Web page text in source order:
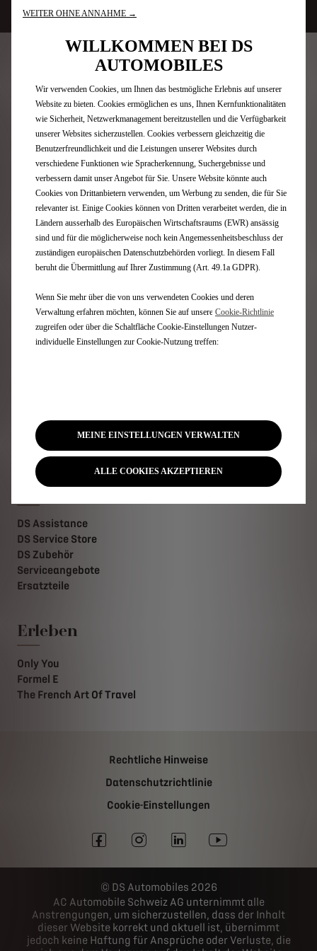
DS Modelle
Elektrofahrzeuge
Plug-In-Hybridfahrzeuge
SUV
Limousinen
Limited Editions
Quick Links
Konfigurator
Privatkundenangebote
Aufladen & Elektroreichweite
Kontakt
Newsletter
Services DS
DS Assistance
DS Service Store
DS Zubehör
Serviceangebote
Ersatzteile
Erleben
Only You
Formel E
The French Art Of Travel
Rechtliche Hinweise
Datenschutzrichtlinie
Cookie-Einstellungen
DS Automobiles 2026
AC Automobile Schweiz AG unternimmt alle
Anstrengungen, um sicherzustellen, dass der Inhalt
dieser Website korrekt und aktuell ist, übernimmt
jedoch keine Haftung für Ansprüche oder Verluste, die
WEITER OHNE ANNAHME →
WILLKOMMEN BEI DS
AUTOMOBILES
Wir verwenden Cookies, um Ihnen das bestmögliche Erlebnis auf unserer
Website zu bieten. Cookies ermöglichen es uns, Ihnen Kernfunktionalitäten
wie Sicherheit, Netzwerkmanagement bereitzustellen und die Verfügbarkeit
unserer Websites sicherzustellen. Cookies verbessern gleichzeitig die
Benutzerfreundlichkeit und die Leistungen unserer Websites durch
verschiedene Funktionen wie Spracherkennung, Suchergebnisse und
verbessern damit unser Angebot für Sie. Unsere Website könnte auch
Cookies von Drittanbietern verwenden, um Werbung zu senden, die für Sie
relevanter ist. Einige Cookies können von Dritten verarbeitet werden, die in
Ländern ausserhalb des Europäischen Wirtschaftsraums (EWR) ansässig
sind und für die möglicherweise noch kein Angemessenheitsbeschluss der
zuständigen europäischen Datenschutzbehörden vorliegt. In diesem Fall
beruht die Übermittlung auf Ihrer Zustimmung (Art. 49.1a GDPR).
Wenn Sie mehr über die von uns verwendeten Cookies und deren
Verwaltung erfahren möchten, können Sie auf unsere Cookie-Richtlinie
zugreifen oder über die Schaltfläche Cookie-Einstellungen Nutzer-
individuelle Einstellungen zur Cookie-Nutzung treffen:
MEINE EINSTELLUNGEN VERWALTEN
ALLE COOKIES AKZEPTIEREN